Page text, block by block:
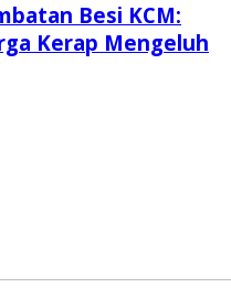
Besi KCM:
Kerap Mengeluh